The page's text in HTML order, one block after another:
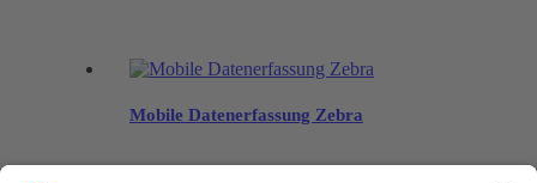
Mobile Datenerfassung Zebra